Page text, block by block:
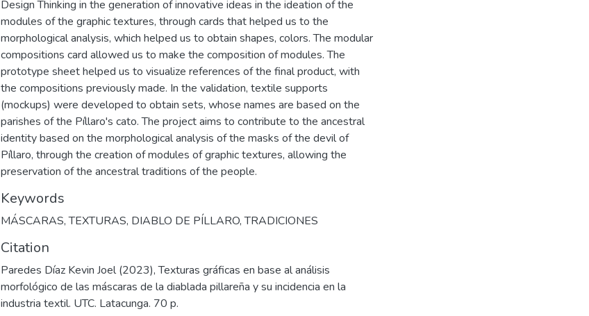
Design Thinking in the generation of innovative ideas in the ideation of the
modules of the graphic textures, through cards that helped us to the
morphological analysis, which helped us to obtain shapes, colors. The modular
compositions card allowed us to make the composition of modules. The
prototype sheet helped us to visualize references of the final product, with
the compositions previously made. In the validation, textile supports
(mockups) were developed to obtain sets, whose names are based on the
parishes of the Píllaro's cato. The project aims to contribute to the ancestral
identity based on the morphological analysis of the masks of the devil of
Píllaro, through the creation of modules of graphic textures, allowing the
preservation of the ancestral traditions of the people.
Keywords
MÁSCARAS,TEXTURAS, DIABLO DE PÍLLARO,TRADICIONES
Citation
Paredes Díaz Kevin Joel (2023), Texturas gráficas en base al análisis
morfológico de las máscaras de la diablada pillareña y su incidencia en la
industria textil. UTC. Latacunga. 70 p.